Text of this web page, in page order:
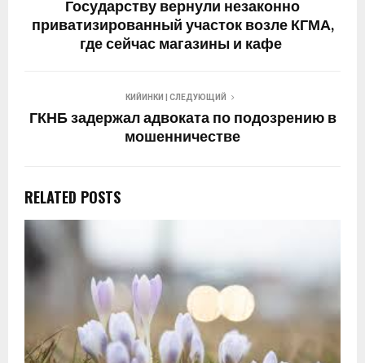
Государству вернули незаконно
приватизированный участок возле КГМА,
где сейчас магазины и кафе
КИЙИНКИ | СЛЕДУЮЩИЙ
ГКНБ задержал адвоката по подозрению в
мошенничестве
RELATED POSTS